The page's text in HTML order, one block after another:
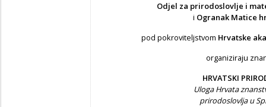
Odjel za prirodoslovlje i
i Ogranak Matice
pod pokroviteljstvom Hrvatske
organiziraju
HRVATSKI
Uloga Hrvata
prirodoslovlja u